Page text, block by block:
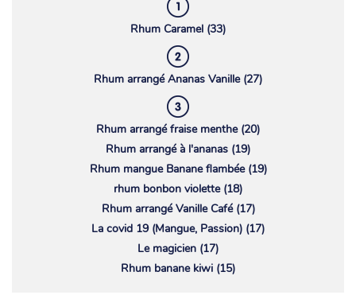
Rhum Caramel (33)
Rhum arrangé Ananas Vanille (27)
Rhum arrangé fraise menthe (20)
Rhum arrangé à l'ananas (19)
Rhum mangue Banane flambée (19)
rhum bonbon violette (18)
Rhum arrangé Vanille Café (17)
La covid 19 (Mangue, Passion) (17)
Le magicien (17)
Rhum banane kiwi (15)